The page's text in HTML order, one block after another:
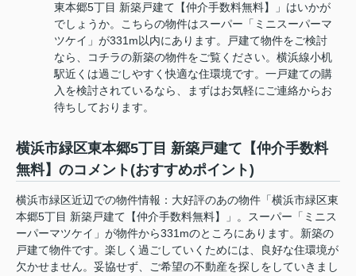
東本郷5丁目 新築戸建て【仲介手数料無料】」はいかが
でしょうか。こちらの物件はスーパー「ミニスーパーマ
ツケイ」が331m以内にあります。戸建て物件をご検討
なら、コチラの新築の物件をご覧ください。横浜線小机
駅近くは過ごしやすく快適な住環境です。一戸建ての購
入を検討されているなら、まずはお気軽にご連絡からお
待ちしております。
横浜市緑区東本郷5丁目 新築戸建て【仲介手数料
無料】のコメント(おすすめポイント)
横浜市緑区近辺での物件情報：大好評のあの物件「横浜市緑区東
本郷5丁目 新築戸建て【仲介手数料無料】」。スーパー「ミニス
ーパーマツケイ」が物件から331mのところにあります。新築の
戸建て物件です。楽しく過ごしていくためには、良好な住環境が
欠かせません。妥協せず、ご希望の不動産を探しをしていきまし